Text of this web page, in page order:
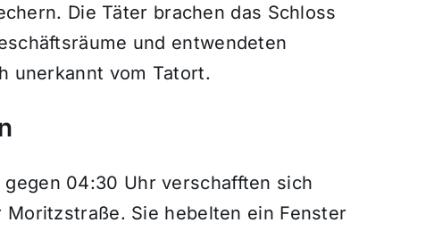
Die Täter brachen das Schloss
und entwendeten
unerkannt vom Tatort.
04:30 Uhr verschafften sich
Sie hebelten ein Fenster